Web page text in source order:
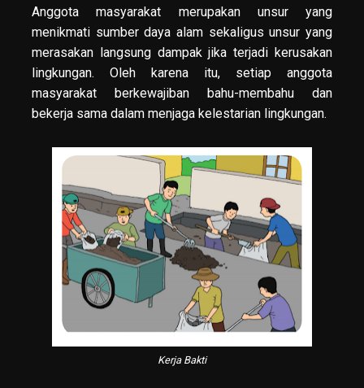
Anggota masyarakat merupakan unsur yang
menikmati sumber daya alam sekaligus unsur yang
merasakan langsung dampak jika terjadi kerusakan
lingkungan. Oleh karena itu, setiap anggota
masyarakat berkewajiban bahu-membahu dan
bekerja sama dalam menjaga kelestarian lingkungan.
Kerja Bakti